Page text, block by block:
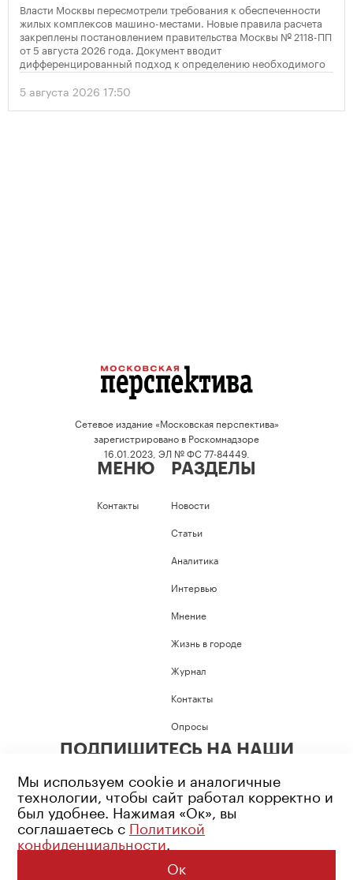
Власти Москвы пересмотрели требования к обеспеченности
жилых комплексов машино-местами. Новые правила расчета
закреплены постановлением правительства Москвы № 2118-ПП
от 5 августа 2026 года. Документ вводит
дифференцированный подход к определению необходимого
количества парковок в зависимости от площади квартир и
устанавливает переходный период для уже согласованных
проектов.
5 августа 2026 17:50
Сетевое издание «Московская перспектива»
зарегистрировано в Роскомнадзоре
16.01.2023, ЭЛ № ФС 77-84449.
МЕНЮ
Контакты
РАЗДЕЛЫ
Новости
Статьи
Аналитика
Интервью
Мнение
Жизнь в городе
Журнал
Контакты
Опросы
ПОДПИШИТЕСЬ НА НАШИ
Возрастное ограничение: 16+
Политика конфиденциальности
Мы используем cookie и аналогичные
технологии, чтобы сайт работал корректно и
был удобнее. Нажимая «Ок», вы
соглашаетесь с Политикой
конфиденциальности.
Ок